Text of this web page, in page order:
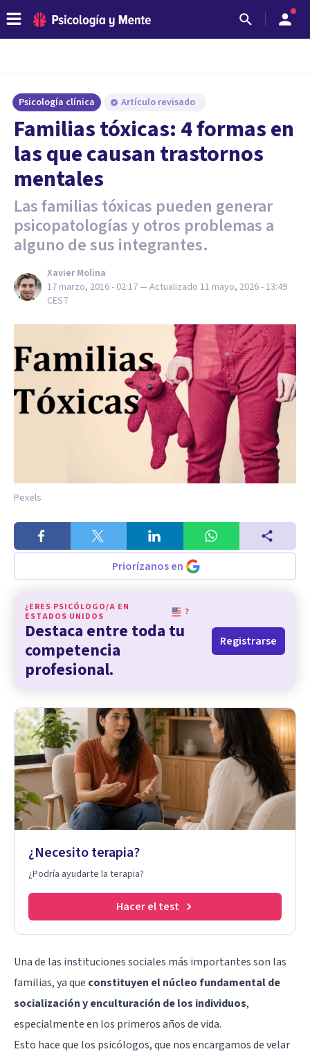
Psicología clínica Artículo revisado
Familias tóxicas: 4 formas en
las que causan trastornos
mentales
Las familias tóxicas pueden generar
psicopatologías y otros problemas a
alguno de sus integrantes.
Xavier Molina
17 marzo, 2016 - 02:17— Actualizado 11 mayo, 2026 - 13:49
CEST
Pexels
Priorízanos en
¿ERES PSICÓLOGO/A EN
ESTADOS UNIDOS
?
Destaca entre toda tu
competencia
profesional.
Registrarse
¿Necesito terapia?
¿Podría ayudarte la terapia?
Hacer el test
Una de las instituciones sociales más importantes son las
familias, ya que constituyen el núcleo fundamental de
socialización y enculturación de los individuos,
especialmente en los primeros años de vida.
Esto hace que los psicólogos, que nos encargamos de velar